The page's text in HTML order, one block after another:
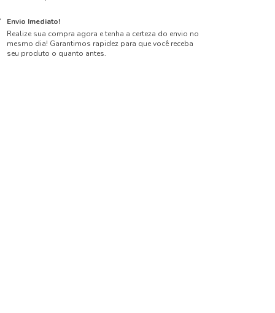
Envio Imediato!
Realize sua compra agora e tenha a certeza do envio no
mesmo dia! Garantimos rapidez para que você receba
seu produto o quanto antes.